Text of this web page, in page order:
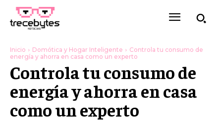
Inicio Domótica y Hogar Inteligente
Controla tu consumo de
energía y ahorra en casa como un experto
Controla tu consumo de
energía y ahorra en casa
como un experto